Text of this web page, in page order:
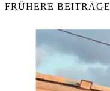
FRÜHERE BEITRÄGE